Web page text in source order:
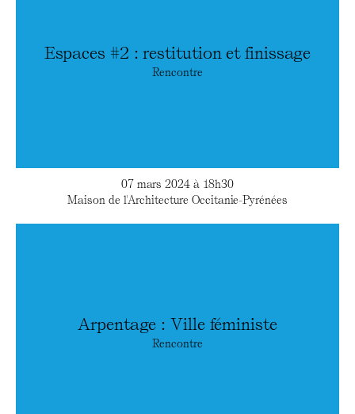
Espaces #2 : restitution et finissage
Rencontre
07 mars 2024 à 18h30
Maison de l'Architecture Occitanie-Pyrénées
Arpentage : Ville féministe
Rencontre